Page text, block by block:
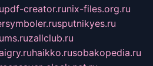
pdf-creator.runix-files.org.ru
sputnikyes.ru
zallclub.ru
haikko.rusobakopedia.ru